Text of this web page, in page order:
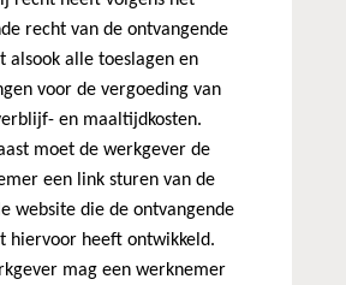
recht van de ontvangende
alsook alle toeslagen en
voor de vergoeding van
en maaltijdkosten.
moet de werkgever de
een link sturen van de
website die de ontvangende
hiervoor heeft ontwikkeld.
mag een werknemer